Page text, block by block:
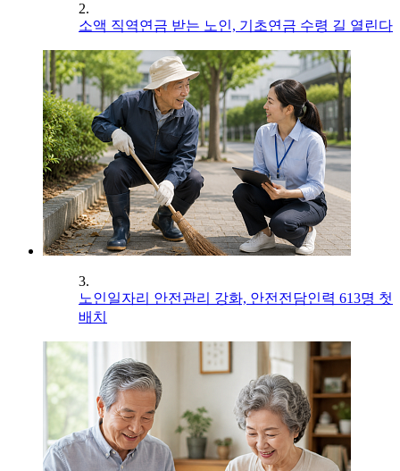
2.
소액 직역연금 받는 노인, 기초연금 수령 길 열린다
3.
노인일자리 안전관리 강화, 안전전담인력 613명 첫
배치